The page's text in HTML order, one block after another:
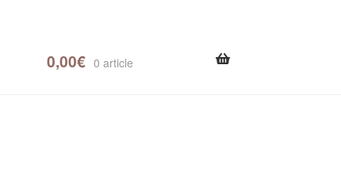
0,00€ 0 article